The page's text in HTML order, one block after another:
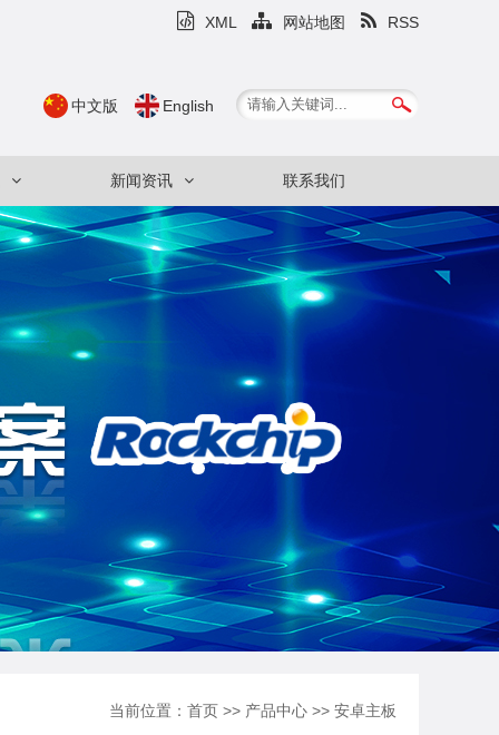
XML 网站地图 RSS
中文版 English
新闻资讯 联系我们
当前位置： 首页 >> 产品中心 >> 安卓主板